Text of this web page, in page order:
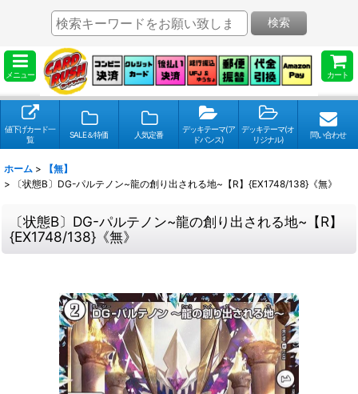
メニュー カート
検索
値下げカード一
覧
SALE＆特価 人気定番
デッキテーマ(ア
ドバンス)
デッキテーマ(オ
リジナル)
問い合わせ
ホーム >
【無】
>
〔状態B〕DG-パルテノン~龍の創り出される地~【R】{EX1748/138}《無》
〔状態B〕DG-パルテノン~龍の創り出される地~【R】
{EX1748/138}《無》